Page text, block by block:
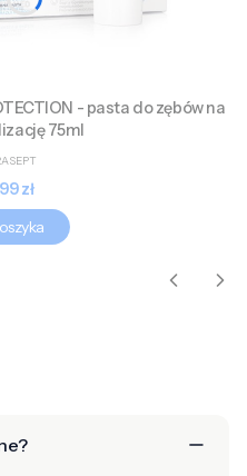
- pasta do zębów na
75ml
zł